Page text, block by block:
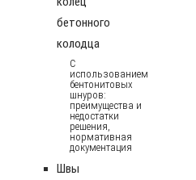
бетонного
колодца
С
использованием
бентонитовых
шнуров:
преимущества и
недостатки
решения,
нормативная
документация
Швы